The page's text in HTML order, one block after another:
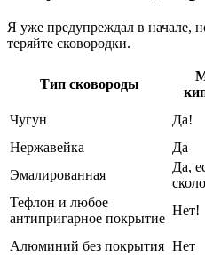
Я уже предупреждал в начале,
теряйте сковородки.
Тип сковороды
Чугун Да!
Нержавейка
Да
Эмалированная
Да,
Тефлон и любое
антипригарное покрытие
Нет!
Алюминий без покрытия Нет